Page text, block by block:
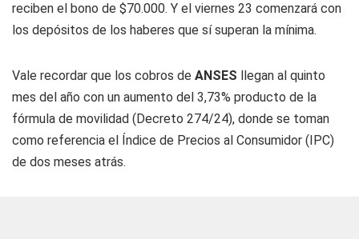
reciben el bono de $70.000. Y el viernes 23 comenzará con
los depósitos de los haberes que sí superan la mínima.
Vale recordar que los cobros de ANSES llegan al quinto
mes del año con un aumento del 3,73% producto de la
fórmula de movilidad (Decreto 274/24), donde se toman
como referencia el Índice de Precios al Consumidor (IPC)
de dos meses atrás.